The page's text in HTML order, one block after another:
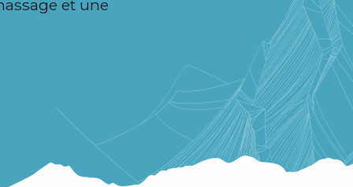
et une